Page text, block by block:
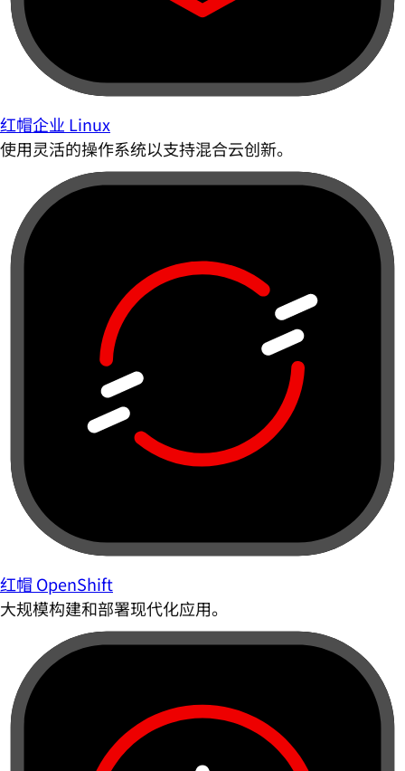
红帽企业 Linux
使用灵活的操作系统以支持混合云创新。
红帽 OpenShift
大规模构建和部署现代化应用。